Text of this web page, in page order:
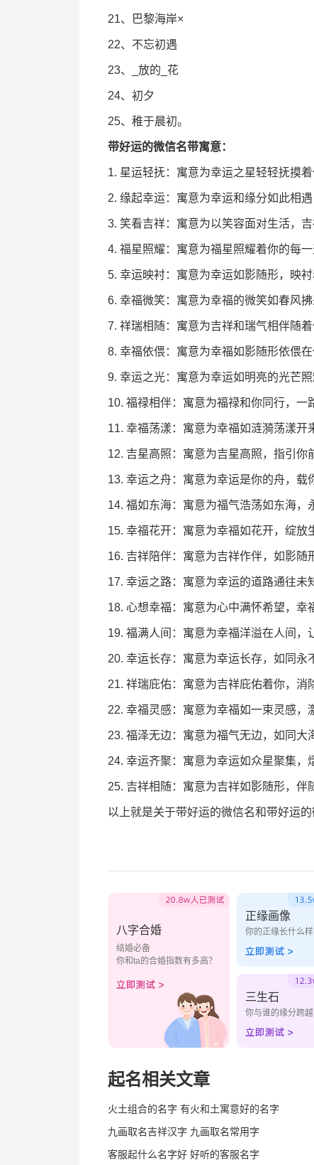
21、巴黎海岸×
22、不忘初遇
23、_放的_花
24、初夕
25、稚于晨初。
带好运的微信名带寓意：
1. 星运轻抚：寓意为幸运之星轻轻抚摸
2. 缘起幸运：寓意为幸运和缘分如此相
3. 笑看吉祥：寓意为以笑容面对生活，吉
4. 福星照耀：寓意为福星照耀着你的每一
5. 幸运映衬：寓意为幸运如影随形，映
6. 幸福微笑：寓意为幸福的微笑如春风
7. 祥瑞相随：寓意为吉祥和瑞气相伴随着
8. 幸福依偎：寓意为幸福如影随形依偎在
9. 幸运之光：寓意为幸运如明亮的光芒照
10. 福禄相伴：寓意为福禄和你同行，一
11. 幸福荡漾：寓意为幸福如涟漪荡漾开
12. 吉星高照：寓意为吉星高照，指引你
13. 幸运之舟：寓意为幸运是你的舟，载
14. 福如东海：寓意为福气浩荡如东海，
15. 幸福花开：寓意为幸福如花开，绽放
16. 吉祥陪伴：寓意为吉祥作伴，如影随
17. 幸运之路：寓意为幸运的道路通往未
18. 心想幸福：寓意为心中满怀希望，幸
19. 福满人间：寓意为幸福洋溢在人间，
20. 幸运长存：寓意为幸运长存，如同永
21. 祥瑞庇佑：寓意为吉祥庇佑着你，消
22. 幸福灵感：寓意为幸福如一束灵感，
23. 福泽无边：寓意为福气无边，如同大
24. 幸运齐聚：寓意为幸运如众星聚集，
25. 吉祥相随：寓意为吉祥如影随形，伴
以上就是关于带好运的微信名和带好运的
八字合婚
结婚必备
你和ta的合婚指数有多高？
正缘画像
你的正缘长什么样
三生石
你与谁的缘分跨
起名相关文章
火土组合的名字 有火和土寓意好的名字
九画取名吉祥汉字 九画取名常用字
客服起什么名字好 好听的客服名字